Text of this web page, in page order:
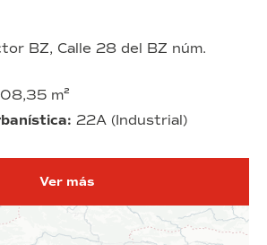
BZ, Calle 28 del BZ núm.
m²
22A (Industrial)
Ver más